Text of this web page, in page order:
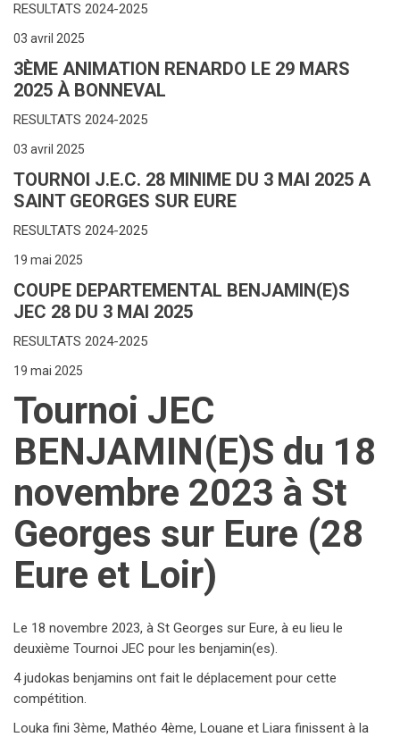
RESULTATS 2024-2025
03 avril 2025
3ÈME ANIMATION RENARDO LE 29 MARS
2025 À BONNEVAL
RESULTATS 2024-2025
03 avril 2025
TOURNOI J.E.C. 28 MINIME DU 3 MAI 2025 A
SAINT GEORGES SUR EURE
RESULTATS 2024-2025
19 mai 2025
COUPE DEPARTEMENTAL BENJAMIN(E)S
JEC 28 DU 3 MAI 2025
RESULTATS 2024-2025
19 mai 2025
Tournoi JEC
BENJAMIN(E)S du 18
novembre 2023 à St
Georges sur Eure (28
Eure et Loir)
Le 18 novembre 2023, à St Georges sur Eure, à eu lieu le
deuxième Tournoi JEC pour les benjamin(es).
4 judokas benjamins ont fait le déplacement pour cette
compétition.
Louka fini 3ème, Mathéo 4ème, Louane et Liara finissent à la